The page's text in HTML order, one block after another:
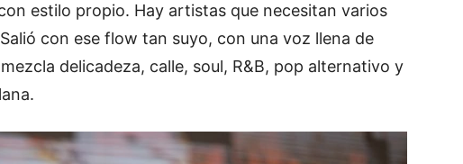
estilo propio. Hay artistas que necesitan varios
con ese flow tan suyo, con una voz llena de
delicadeza, calle, soul, R&B, pop alternativo y